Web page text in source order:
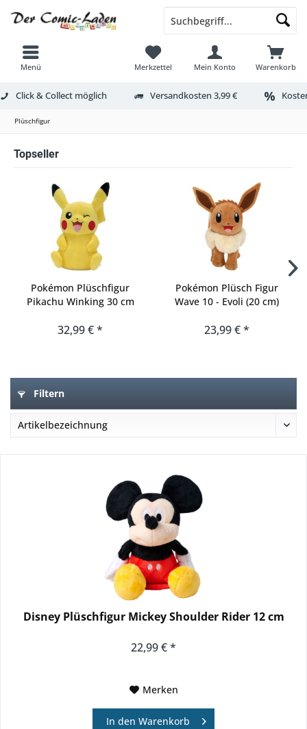
Menü Warenkorb
Merkzettel Mein Konto
Click & Collect möglich Versandkosten 3,99 €
Plüschfigur
Topseller
Pokémon Plüschfigur
Pikachu Winking 30 cm
32,99 € *
Pokémon Plüsch Figur
Wave 10 - Evoli (20 cm)
23,99 € *
Filtern
Disney Plüschfigur Mickey Shoulder Rider 12 cm
22,99 € *
Merken
In den Warenkorb